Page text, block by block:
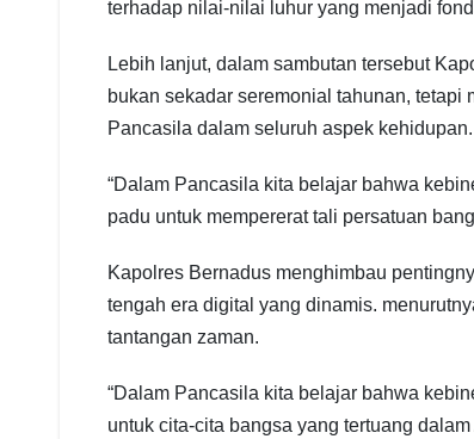
terhadap nilai-nilai luhur yang menjadi
Lebih lanjut, dalam sambutan tersebut
bukan sekadar seremonial tahunan,
Pancasila dalam seluruh aspek kehidupan.
“Dalam Pancasila kita belajar bahwa
padu untuk mempererat tali persatuan
Kapolres Bernadus menghimbau
tengah era digital yang dinamis.
tantangan zaman.
“Dalam Pancasila kita belajar bahwa
untuk cita-cita bangsa yang tertuang